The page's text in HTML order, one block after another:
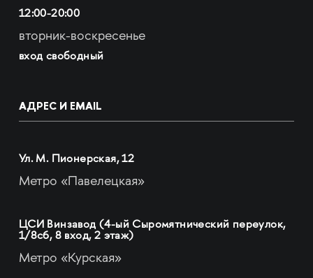
12:00-20:00
вторник-воскресенье
вход свободный
АДРЕС И EMAIL
Ул. М. Пионерская, 12
Метро «Павелецкая»
ЦСИ Винзавод (4-ый Сыромятнический переулок,
1/8с6, 8 вход, 2 этаж)
Метро «Курская»